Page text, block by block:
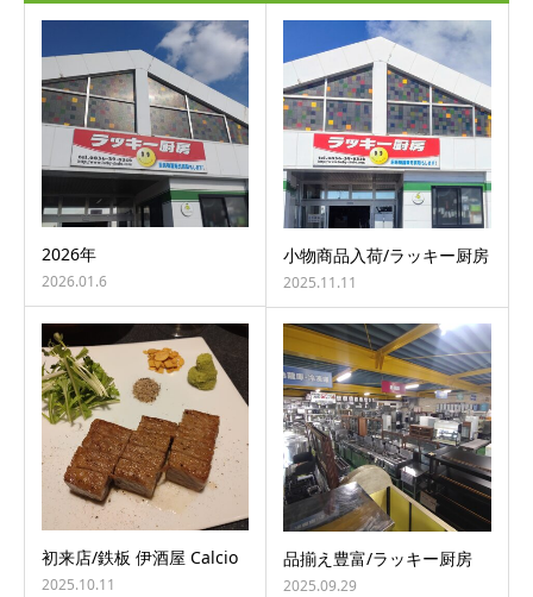
2026年
2026.01.6
小物商品入荷/ラッキー厨房
2025.11.11
初来店/鉄板 伊酒屋 Calcio
2025.10.11
品揃え豊富/ラッキー厨房
2025.09.29